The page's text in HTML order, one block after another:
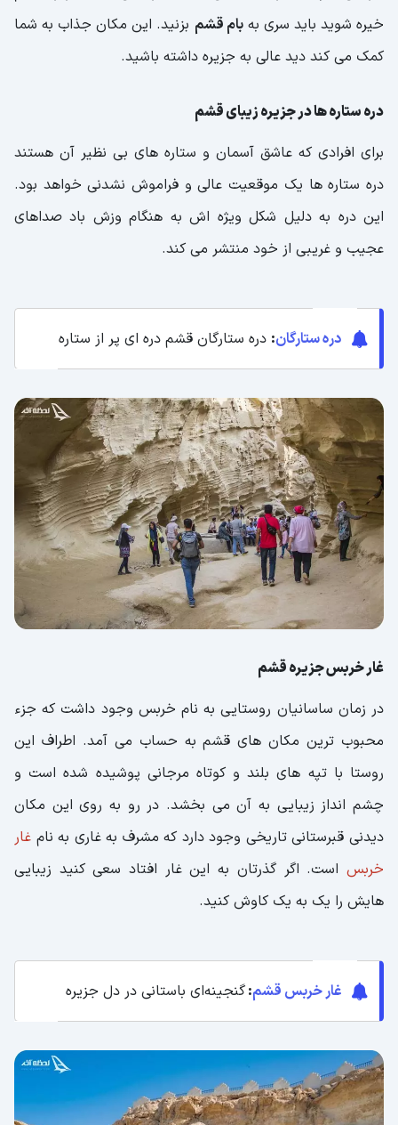
خیره شوید باید سری بهبام قشم بزنید. این مکان جذاب به شما
کمک می کند دید عالی به جزیره داشته باشید.
دره ستاره ها در جزیره زیبای قشم
برای افرادی که عاشق آسمان و ستاره های بی نظیر آن هستند
دره ستاره ها یک موقعیت عالی و فراموش نشدنی خواهد بود.
این دره به دلیل شکل ویژه اش به هنگام وزش باد صداهای
عجیب و غریبی از خود منتشر می کند.
دره ستارگان: دره ستارگان قشم دره ای پر از ستاره
غار خربس جزیره قشم
در زمان ساسانیان روستایی به نام خربس وجود داشت که جزء
محبوب ترین مکان های قشم به حساب می آمد. اطراف این
روستا با تپه های بلند و کوتاه مرجانی پوشیده شده است و
چشم انداز زیبایی به آن می بخشد. در رو به روی این مکان
دیدنی قبرستانی تاریخی وجود دارد که مشرف به غاری به نام غار
خربس است. اگر گذرتان به این غار افتاد سعی کنید زیبایی
هایش را یک به یک کاوش کنید.
غار خربس قشم:گنجینه‌ای باستانی در دل جزیره